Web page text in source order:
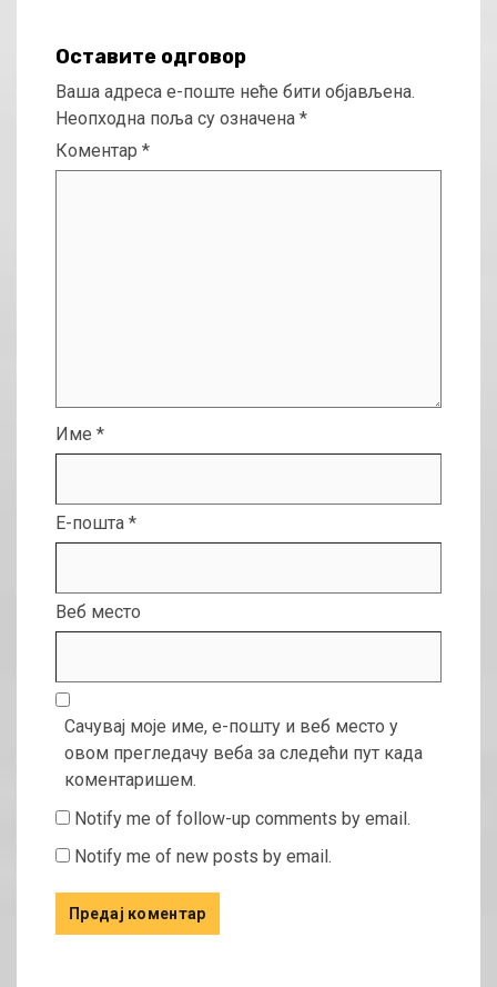
Оставите одговор
Ваша адреса е-поште неће бити објављена.
Неопходна поља су означена *
Коментар *
Име *
Е-пошта *
Веб место
Сачувај моје име, е-пошту и веб место у
овом прегледачу веба за следећи пут када
коментаришем.
Notify me of follow-up comments by email.
Notify me of new posts by email.